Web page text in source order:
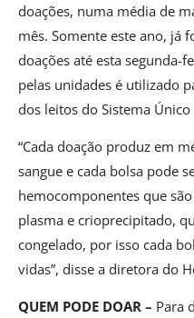
doações, numa média de
mês. Somente este ano, já
doações até esta segunda-
pelas unidades é utilizado
dos leitos do Sistema Único
“Cada doação produz em
sangue e cada bolsa pode
hemocomponentes que
plasma e crioprecipitado,
congelado, por isso cada
vidas”, disse a diretora do
QUEM PODE DOAR – Para